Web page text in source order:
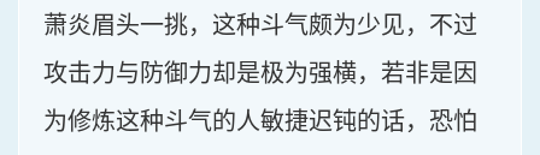
萧炎眉头一挑，这种斗气颇为少见，不过
攻击力与防御力却是极为强横，若非是因
为修炼这种斗气的人敏捷迟钝的话，恐怕